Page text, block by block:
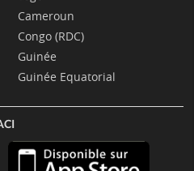
Cameroun
Congo (RDC)
Guinée
Guinée Equatorial